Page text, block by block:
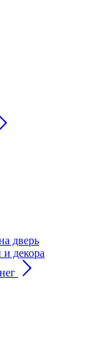
дверь
декора